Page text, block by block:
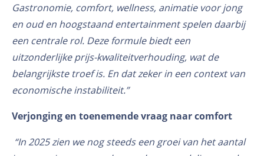
Gastronomie, comfort, wellness, animatie voor jong
en oud en hoogstaand entertainment spelen daarbij
een centrale rol. Deze formule biedt een
uitzonderlijke prijs-kwaliteitverhouding, wat de
belangrijkste troef is. En dat zeker in een context van
economische instabiliteit.”
Verjonging en toenemende vraag naar comfort
“In 2025 zien we nog steeds een groei van het aantal